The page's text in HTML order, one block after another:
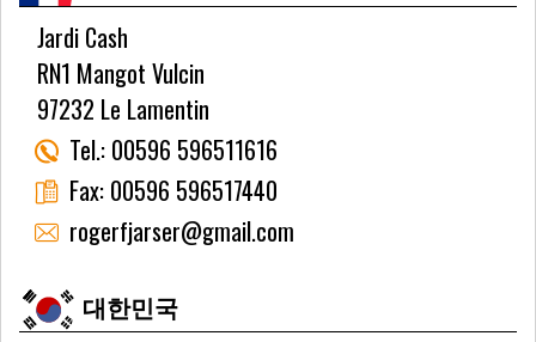
Jardi Cash
RN1 Mangot Vulcin
97232 Le Lamentin
Tel.: 00596 596511616
Fax: 00596 596517440
rogerfjarser@gmail.com
대한민국